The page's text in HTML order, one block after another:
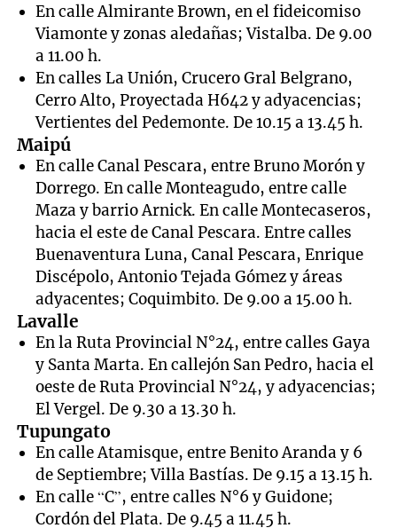
En calle Almirante Brown, en el fideicomiso
Viamonte y zonas aledañas; Vistalba. De 9.00
a 11.00 h.
En calles La Unión, Crucero Gral Belgrano,
Cerro Alto, Proyectada H642 y adyacencias;
Vertientes del Pedemonte. De 10.15 a 13.45 h.
Maipú
En calle Canal Pescara, entre Bruno Morón y
Dorrego. En calle Monteagudo, entre calle
Maza y barrio Arnick. En calle Montecaseros,
hacia el este de Canal Pescara. Entre calles
Buenaventura Luna, Canal Pescara, Enrique
Discépolo, Antonio Tejada Gómez y áreas
adyacentes; Coquimbito. De 9.00 a 15.00 h.
Lavalle
En la Ruta Provincial N°24, entre calles Gaya
y Santa Marta. En callejón San Pedro, hacia el
oeste de Ruta Provincial N°24, y adyacencias;
El Vergel. De 9.30 a 13.30 h.
Tupungato
En calle Atamisque, entre Benito Aranda y 6
de Septiembre; Villa Bastías. De 9.15 a 13.15 h.
En calle “C”, entre calles N°6 y Guidone;
Cordón del Plata. De 9.45 a 11.45 h.